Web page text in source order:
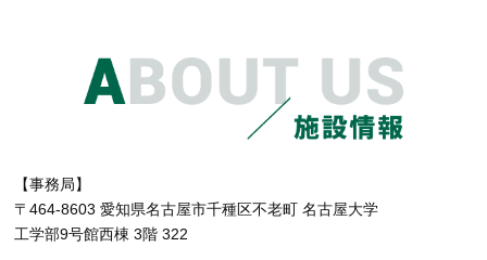
【事務局】
〒464-8603 愛知県名古屋市千種区不老町 名古屋大学
工学部9号館西棟 3階 322